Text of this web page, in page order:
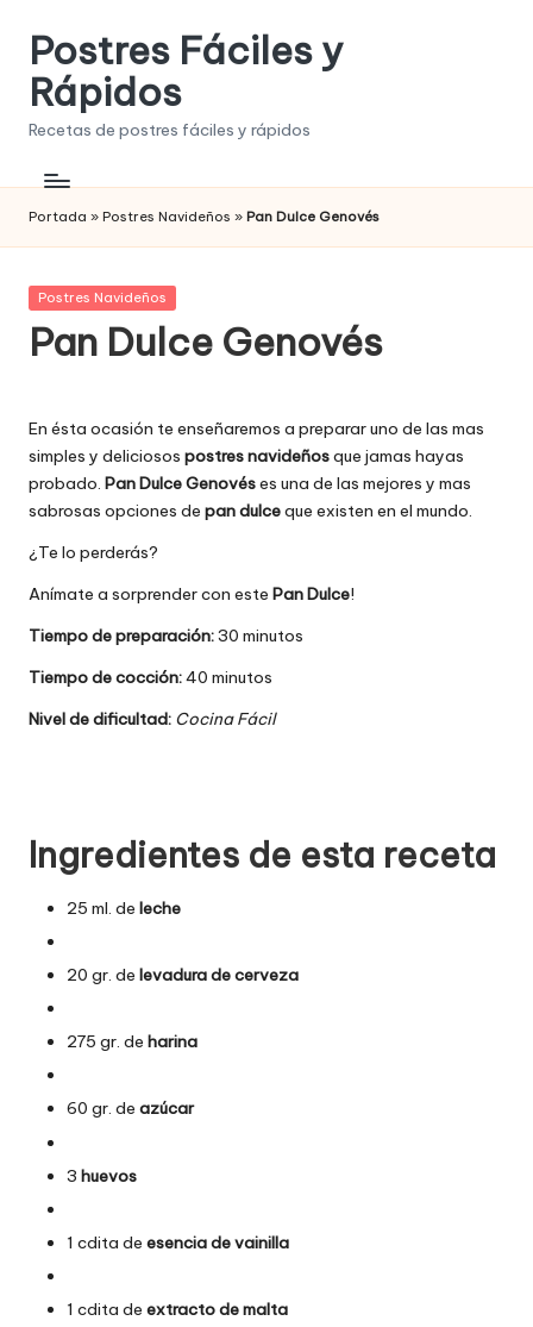
Saltar
contenido
Postres Fáciles y
Rápidos
Recetas de postres fáciles y rápidos
Portada » Postres Navideños » Pan Dulce Genovés
Publicada
Postres Navideños
Pan Dulce Genovés
En ésta ocasión te enseñaremos a preparar uno de las mas
simples y deliciosos postres navideñosque jamas hayas
probado. Pan Dulce Genovéses una de las mejores y mas
sabrosas opciones de pan dulceque existen en el mundo.
¿Te lo perderás?
Anímate a sorprender con este Pan Dulce!
Tiempo de preparación:30 minutos
Tiempo de cocción:40 minutos
Nivel de dificultad: Cocina Fácil
Ingredientes de esta receta
25 ml. de leche
20 gr. de levadura de cerveza
275 gr. de harina
60 gr. de azúcar
3 huevos
1 cdita de esencia de vainilla
1 cdita de extracto de malta